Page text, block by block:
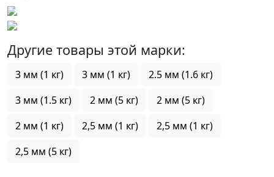
Другие товары этой марки:
3 мм (1 кг) 3 мм (1 кг)
2.5 мм (1.6 кг)
3 мм (1.5 кг)
2 мм (5 кг)
2 мм (5 кг)
2 мм (1 кг)
2,5 мм (1 кг)
2,5 мм (1 кг)
2,5 мм (5 кг)